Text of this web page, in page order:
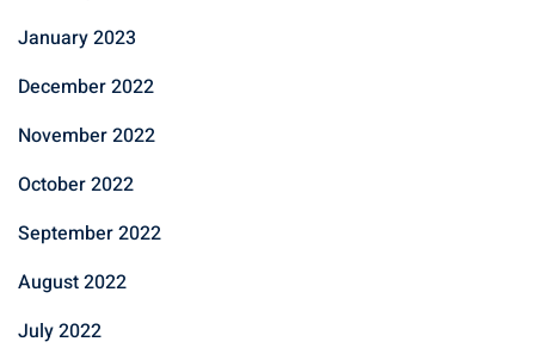
January 2023
December 2022
November 2022
October 2022
September 2022
August 2022
July 2022